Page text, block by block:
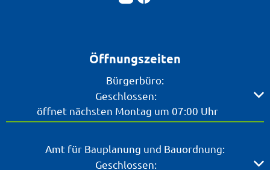
Öffnungszeiten
Bürgerbüro:
Klicken, um weitere Öffnungs- oder Schließzeiten
Geschlossen:
öffnet nächsten Montag um 07:00 Uhr
Amt für Bauplanung und Bauordnung:
Klicken, um weitere Öffnungs- oder Schließzeiten
Geschlossen: